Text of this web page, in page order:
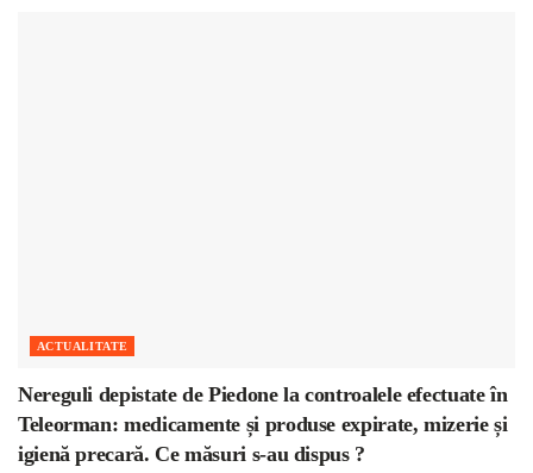
ACTUALITATE
Nereguli depistate de Piedone la controalele efectuate în
Teleorman: medicamente și produse expirate, mizerie și
igienă precară. Ce măsuri s-au dispus ?